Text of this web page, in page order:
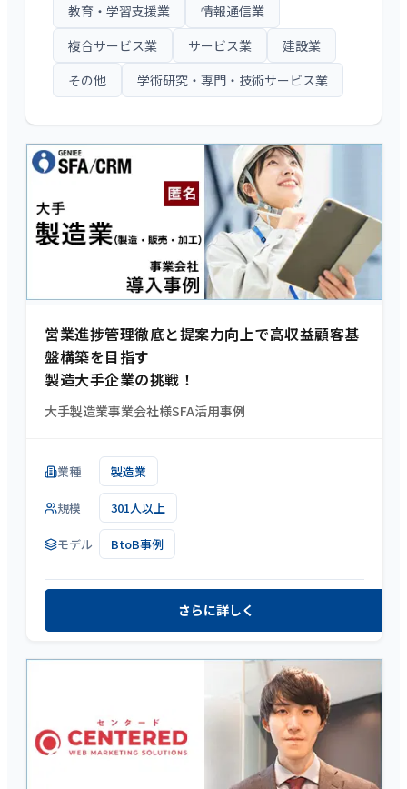
教育・学習支援業
情報通信業
複合サービス業
サービス業
建設業
その他
学術研究・専門・技術サービス業
営業進捗管理徹底と提案力向上で高収益顧客基
盤構築を目指す
製造大手企業の挑戦！
大手製造業事業会社様SFA活用事例
業種 製造業
規模 301人以上
モデル BtoB事例
さらに詳しく